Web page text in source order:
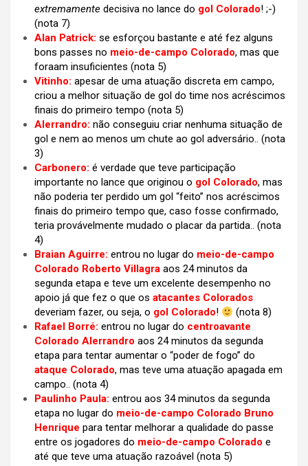
extremamente decisiva no lance do gol Colorado! ;-)
(nota 7)
Alan Patrick: se esforçou bastante e até fez alguns
bons passes no meio-de-campo Colorado, mas que
foraam insuficientes (nota 5)
Vitinho: apesar de uma atuação discreta em campo,
criou a melhor situação de gol do time nos acréscimos
finais do primeiro tempo (nota 5)
Alerrandro: não conseguiu criar nenhuma situação de
gol e nem ao menos um chute ao gol adversário.. (nota
3)
Carbonero: é verdade que teve participação
importante no lance que originou o gol Colorado, mas
não poderia ter perdido um gol “feito” nos acréscimos
finais do primeiro tempo que, caso fosse confirmado,
teria provávelmente mudado o placar da partida.. (nota
4)
Braian Aguirre: entrou no lugar do meio-de-campo
Colorado Roberto Villagra aos 24 minutos da
segunda etapa e teve um excelente desempenho no
apoio já que fez o que os atacantes Colorados
deveriam fazer, ou seja, o gol Colorado!
(nota 8)
Rafael Borré: entrou no lugar do centroavante
Colorado Alerrandro aos 24 minutos da segunda
etapa para tentar aumentar o “poder de fogo” do
ataque Colorado, mas teve uma atuação apagada em
campo.. (nota 4)
Paulinho Paula: entrou aos 34 minutos da segunda
etapa no lugar do meio-de-campo Colorado Bruno
Henrique para tentar melhorar a qualidade do passe
entre os jogadores do meio-de-campo Colorado e
até que teve uma atuação razoável (nota 5)